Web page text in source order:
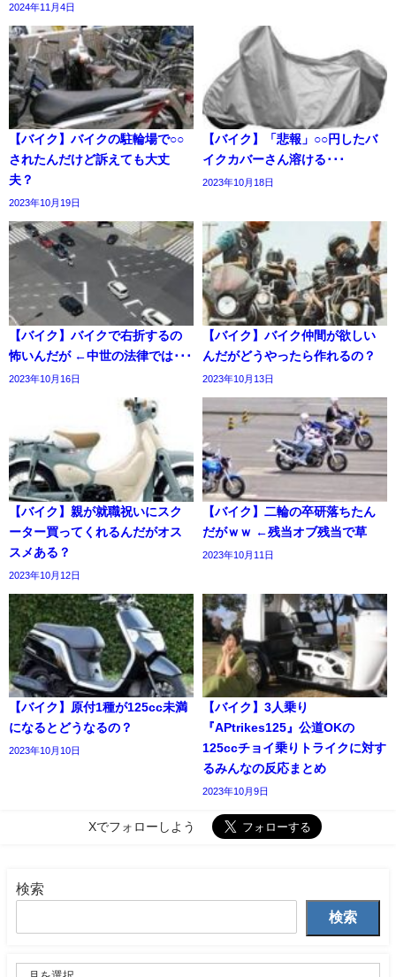
2024年11月4日
【バイク】バイクの駐輪場で○○
されたんだけど訴えても大丈
夫？
2023年10月19日
【バイク】「悲報」○○円したバ
イクカバーさん溶ける･･･
2023年10月18日
【バイク】バイクで右折するの
怖いんだが ←中世の法律では･･･
2023年10月16日
【バイク】バイク仲間が欲しい
んだがどうやったら作れるの？
2023年10月13日
【バイク】親が就職祝いにスク
ーター買ってくれるんだがオス
スメある？
2023年10月12日
【バイク】二輪の卒研落ちたん
だがｗｗ ←残当オブ残当で草
2023年10月11日
【バイク】原付1種が125cc未満
になるとどうなるの？
2023年10月10日
【バイク】3人乗り
『APtrikes125』公道OKの
125ccチョイ乗りトライクに対す
るみんなの反応まとめ
2023年10月9日
Xでフォローしよう
検索
検索